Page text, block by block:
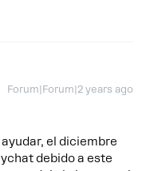
Forum|Forum|2 years ago
el diciembre
debido a este